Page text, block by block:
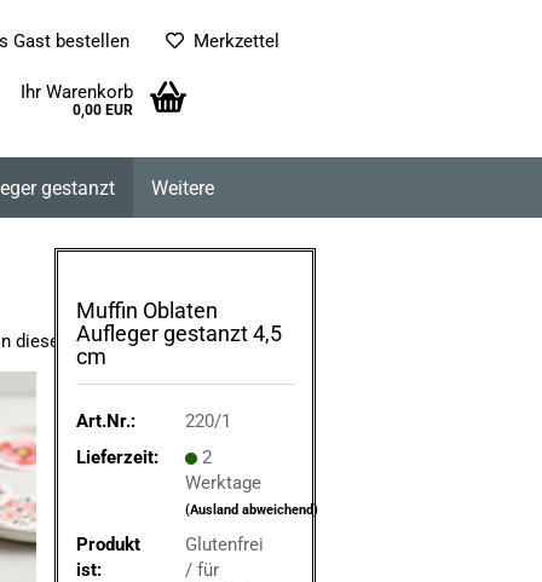
Gast bestellen Merkzettel
Ihr Warenkorb
0,00 EUR
gestanzt Weitere
dieser Kategorie
Muffin Oblaten
Aufleger gestanzt 4,5
cm
Art.Nr.:
220/1
Lieferzeit:
2
Werktage
(Ausland abweichend)
Produkt
ist:
Glutenfrei
/ für